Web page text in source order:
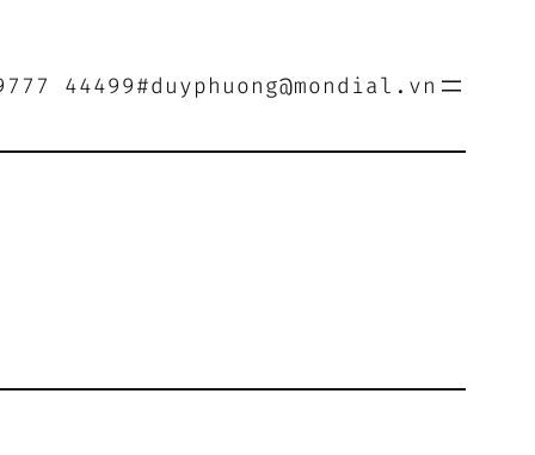
44499#duyphuong@mondial.vn